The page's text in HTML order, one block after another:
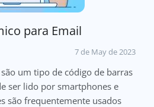
para Email
7 de May de 2023
um tipo de código de barras
ser lido por smartphones e
são frequentemente usados